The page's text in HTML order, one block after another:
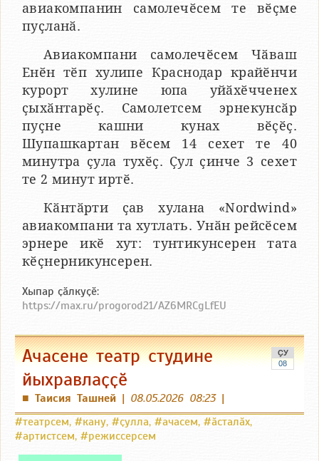
авиакомпанин самолечӗсем те вӗҫме
пуҫланӑ.
Авиакомпани самолечӗсем Чӑваш
Енӗн тӗп хулипе Краснодар крайӗнчи
курорт хулине юпа уйӑхӗчченех
ҫыхӑнтарӗҫ. Самолетсем эрнекунсӑр
пуҫне кашни кунах вӗҫӗҫ.
Шупашкартан вӗсем 14 сехет те 40
минутра ҫула тухӗҫ. Ҫул ҫинче 3 сехет
те 2 минут иртӗ.
Кӑнтӑрти ҫав хулана «Nordwind»
авиакомпани та хутлать. Унӑн рейсӗсем
эрнере икӗ хут: тунтикунсерен тата
кӗҫнерникунсерен.
Хыпар ҫӑлкуҫӗ:
https://max.ru/progorod21/AZ6MRCgLfEU
ҪУ
08
Ачасене театр студине
йыхравлаҫҫӗ
■ Таисия Ташней | 08.05.2026 08:23|
#театрсем, #кану, #ҫулла, #ачасем, #ӑсталӑх,
#артистсем, #режиссерсем